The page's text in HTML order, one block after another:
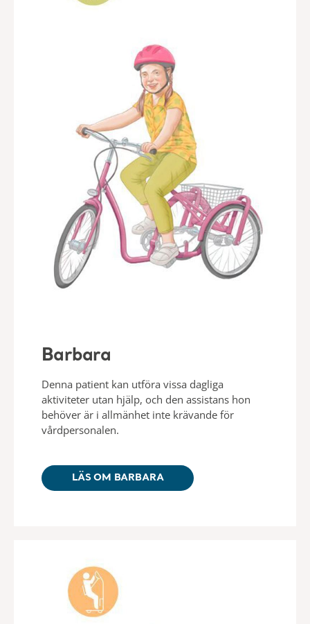
Barbara
Denna patient kan utföra vissa dagliga
aktiviteter utan hjälp, och den assistans hon
behöver är i allmänhet inte krävande för
vårdpersonalen.
LÄS OM BARBARA